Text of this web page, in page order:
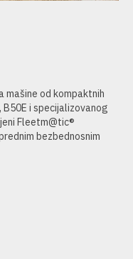
mašine od kompaktnih
i specijalizovanog
Fleetm@tic®
bezbednosnim